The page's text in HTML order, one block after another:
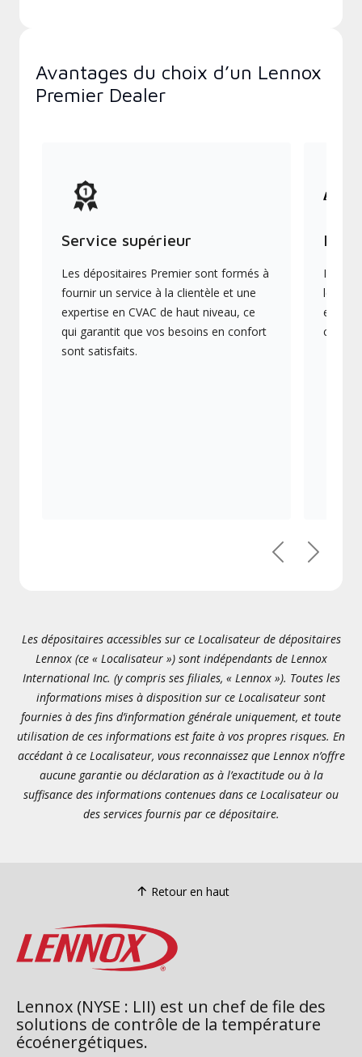
Avantages du choix d’un Lennox
Premier Dealer
Service supérieur
Les dépositaires Premier sont formés à
fournir un service à la clientèle et une
expertise en CVAC de haut niveau, ce
qui garantit que vos besoins en confort
sont satisfaits.
Ils
les
en
PrécédentSuivant
Les dépositaires accessibles sur ce Localisateur de dépositaires
Lennox (ce « Localisateur ») sont indépendants de Lennox
International Inc. (y compris ses filiales, « Lennox »). Toutes les
informations mises à disposition sur ce Localisateur sont
fournies à des fins d’information générale uniquement, et toute
utilisation de ces informations est faite à vos propres risques. En
accédant à ce Localisateur, vous reconnaissez que Lennox n’offre
aucune garantie ou déclaration as à l’exactitude ou à la
suffisance des informations contenues dans ce Localisateur ou
des services fournis par ce dépositaire.
Retour en haut
Lennox (NYSE : LII) est un chef de file des
solutions de contrôle de la température
écoénergétiques.